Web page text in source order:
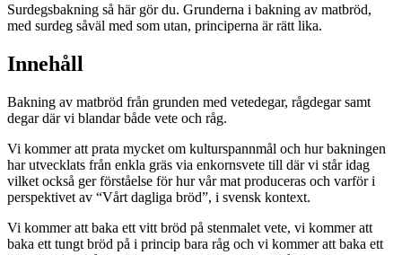
Surdegsbakning så här gör du. Grunderna i bakning av matbröd,
med surdeg såväl med som utan, principerna är rätt lika.
Innehåll
Bakning av matbröd från grunden med vetedegar, rågdegar samt
degar där vi blandar både vete och råg.
Vi kommer att prata mycket om kulturspannmål och hur bakningen
har utvecklats från enkla gräs via enkornsvete till där vi står idag
vilket också ger förståelse för hur vår mat produceras och varför i
perspektivet av “Vårt dagliga bröd”, i svensk kontext.
Vi kommer att baka ett vitt bröd på stenmalet vete, vi kommer att
baka ett tungt bröd på i princip bara råg och vi kommer att baka ett